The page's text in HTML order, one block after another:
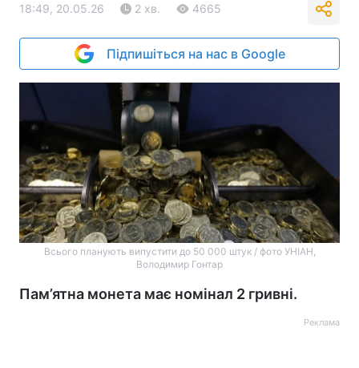
18:49, 20.05.26 2 хв. 4665
Підпишіться на нас в Google
Всього планують випустити до 50 000 штук / фото УНІАН,
Володимир Гонтар
Пам’ятна монета має номінал 2 гривні.
Реклама